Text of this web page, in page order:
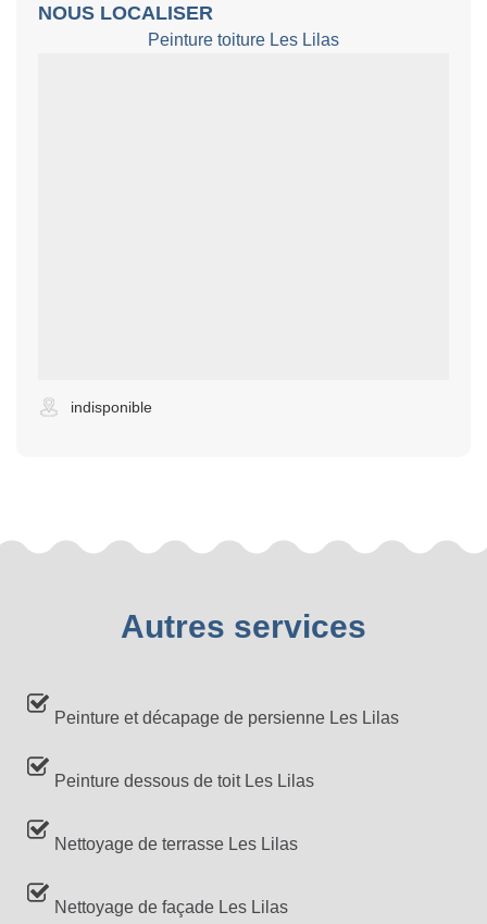
NOUS LOCALISER
Peinture toiture Les Lilas
indisponible
Autres services
Peinture et décapage de persienne Les Lilas
Peinture dessous de toit Les Lilas
Nettoyage de terrasse Les Lilas
Nettoyage de façade Les Lilas